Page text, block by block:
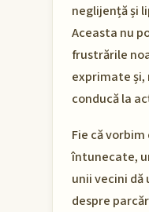
neglijență și
Aceasta nu
frustrările
exprimate
conducă la
Fie că
întunecate,
unii vecini dă
despre